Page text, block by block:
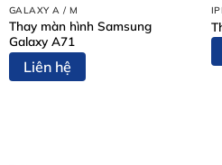
Thùy Trang Mobile?
4. Bảng giá thay màn hình
5. Quy trình thay màn hình
Trang Mobile
8. Một số dịch vụ khác tại Thùy
GALAXY A / M
Thay màn hình Samsung
Galaxy A71
Liên hệ